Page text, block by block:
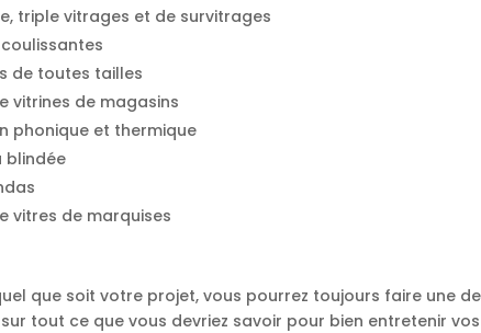
triple vitrages et de survitrages
de toutes tailles
vitrines de magasins
phonique et thermique
blindée
vitres de marquises
que soit votre projet, vous pourrez toujours faire une
tout ce que vous devriez savoir pour bien entretenir